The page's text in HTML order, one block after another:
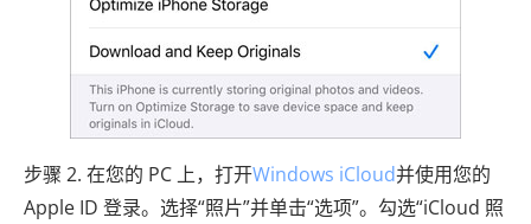
步骤 2. 在您的 PC 上，打开Windows iCloud并使用您的
Apple ID 登录。选择“照片”并单击“选项”。勾选“iCloud 照